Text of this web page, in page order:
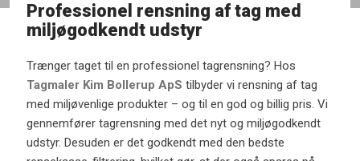
​Professionel rensning af tag med
miljøgodkendt udstyr
​​​Trænger taget til en professionel tagrensning? Hos
Tagmaler Kim Bollerup ApS tilbyder vi rensning af tag
med miljøvenlige produkter – og til en god og billig pris. Vi
gennemfører tagrensning med det nyt og miljøgodkendt
udstyr. Desuden er det godkendt med den bedste